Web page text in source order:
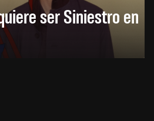
ser Siniestro en